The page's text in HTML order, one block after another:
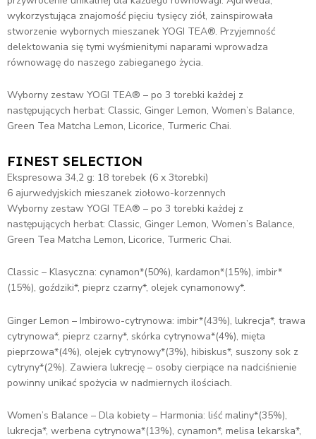
wykorzystująca znajomość pięciu tysięcy ziół, zainspirowała
stworzenie wybornych mieszanek YOGI TEA®. Przyjemność
delektowania się tymi wyśmienitymi naparami wprowadza
równowagę do naszego zabieganego życia.
Wyborny zestaw YOGI TEA® – po 3 torebki każdej z
następujących herbat: Classic, Ginger Lemon, Women’s Balance,
Green Tea Matcha Lemon, Licorice, Turmeric Chai.
FINEST SELECTION
Ekspresowa 34,2 g: 18 torebek (6 x 3torebki)
6 ajurwedyjskich mieszanek ziołowo-korzennych
Wyborny zestaw YOGI TEA® – po 3 torebki każdej z
następujących herbat: Classic, Ginger Lemon, Women’s Balance,
Green Tea Matcha Lemon, Licorice, Turmeric Chai.
Classic – Klasyczna: cynamon*(50%), kardamon*(15%), imbir*
(15%), goździki*, pieprz czarny*, olejek cynamonowy*.
Ginger Lemon – Imbirowo-cytrynowa: imbir*(43%), lukrecja*, trawa
cytrynowa*, pieprz czarny*, skórka cytrynowa*(4%), mięta
pieprzowa*(4%), olejek cytrynowy*(3%), hibiskus*, suszony sok z
cytryny*(2%). Zawiera lukrecję – osoby cierpiące na nadciśnienie
powinny unikać spożycia w nadmiernych ilościach.
Women’s Balance – Dla kobiety – Harmonia: liść maliny*(35%),
lukrecja*, werbena cytrynowa*(13%), cynamon*, melisa lekarska*,